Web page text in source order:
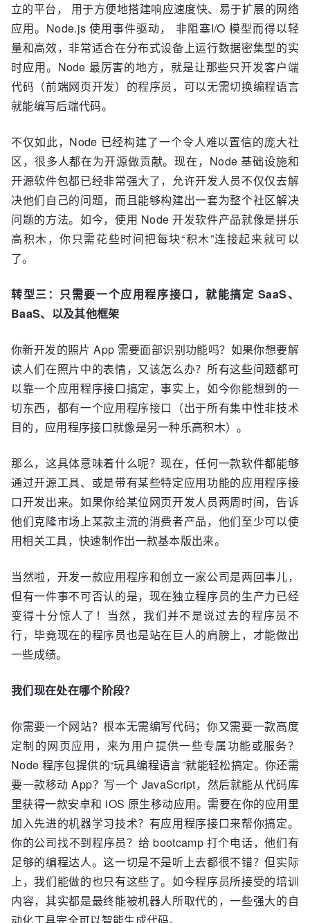
立的平台， 用于方便地搭建响应速度快、易于扩展的网络
应用。Node.js 使用事件驱动， 非阻塞I/O 模型而得以轻
量和高效，非常适合在分布式设备上运行数据密集型的实
时应用。Node 最厉害的地方，就是让那些只开发客户端
代码（前端网页开发）的程序员，可以无需切换编程语言
就能编写后端代码。
不仅如此，Node 已经构建了一个令人难以置信的庞大社
区，很多人都在为开源做贡献。现在，Node 基础设施和
开源软件包都已经非常强大了，允许开发人员不仅仅去解
决他们自己的问题，而且能够构建出一套为整个社区解决
问题的方法。如今，使用 Node 开发软件产品就像是拼乐
高积木，你只需花些时间把每块“积木”连接起来就可以
了。
转型三：只需要一个应用程序接口，就能搞定 SaaS、
BaaS、以及其他框架
你新开发的照片 App 需要面部识别功能吗？如果你想要解
读人们在照片中的表情，又该怎么办？所有这些问题都可
以靠一个应用程序接口搞定，事实上，如今你能想到的一
切东西，都有一个应用程序接口（出于所有集中性非技术
目的，应用程序接口就像是另一种乐高积木）。
那么，这具体意味着什么呢？现在，任何一款软件都能够
通过开源工具、或是带有某些特定应用功能的应用程序接
口开发出来。如果你给某位网页开发人员两周时间，告诉
他们克隆市场上某款主流的消费者产品，他们至少可以使
用相关工具，快速制作出一款基本版出来。
当然啦，开发一款应用程序和创立一家公司是两回事儿，
但有一件事不可否认的是，现在独立程序员的生产力已经
变得十分惊人了！当然，我们并不是说过去的程序员不
行，毕竟现在的程序员也是站在巨人的肩膀上，才能做出
一些成绩。
我们现在处在哪个阶段？
你需要一个网站？根本无需编写代码；你又需要一款高度
定制的网页应用，来为用户提供一些专属功能或服务？
Node 程序包提供的“玩具编程语言”就能轻松搞定。你还需
要一款移动 App？写一个 JavaScript，然后就能从代码库
里获得一款安卓和 iOS 原生移动应用。需要在你的应用里
加入先进的机器学习技术？有应用程序接口来帮你搞定。
你的公司找不到程序员？给 bootcamp 打个电话，他们有
足够的编程达人。这一切是不是听上去都很不错？但实际
上，我们能做的也只有这些了。如今程序员所接受的培训
内容，其实都是最终能被机器人所取代的，一些强大的自